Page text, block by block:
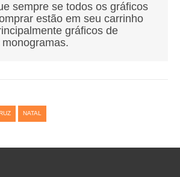
sempre se todos os gráficos
estão em seu carrinho
gráficos de
NATAL